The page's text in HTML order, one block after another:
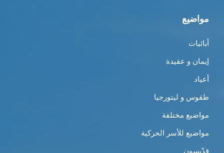
مواضيع
أبائيات
إيمان و عقيدة
أعياد
طقوس و ليتورجيا
مواضيع مختلفة
مواضيع للأسر الحركية
قدّيسون